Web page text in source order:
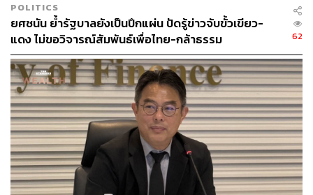
ด้าน ‘สกลธี ภัททิยกุล’ รองผู้ว่าฯ กทม. ได้ชี้แจงกรณีหนังสือ
ฉบับดังกล่าวว่า น่าจะเกิดจากความเข้าใจผิดในการออกคำ
สั่ง เพราะผู้ว่าฯ กทม. เน้นย้ำห้ามติดป้ายโฆษณาโดยไม่ได้รับ
อนุญาตในที่สาธารณะเท่านั้น เพื่อความเป็นระเบียบเรียบร้อย
ไม่เฉพาะป้ายการเมือง โดยตนเองขอไม่ใส่ใจ หากจะถูกมอง
ว่าใช้อำนาจ รองผู้ว่าฯ กทม. กำจัดคู่แข่งทางการเมือง เพราะ
ไม่ใช่เรื่องจริง ยืนยันการกวาดล้างป้ายโฆษณาผิดกฎหมาย
เป็นคำสั่งผู้ว่าฯ กทม. ไม่ใช่ คสช. และไม่มีวาระซ่อนเร้น
ทางการเมือง
POLITICS
ยศชนัน ย้ำรัฐบาลยังเป็นปึกแผ่น ปัดรู้ข่าวจับขั้วเขียว-
แดง ไม่ขอวิจารณ์สัมพันธ์เพื่อไทย-กล้าธรรม
62